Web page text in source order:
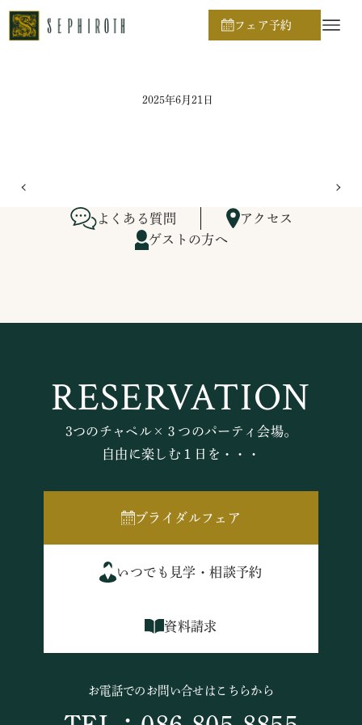
フェア予約
ホーム
2025年6月21日
よくある質問
アクセス
ゲストの方へ
RESERVATION
3つのチャペル×３つのパーティ会場。
自由に楽しむ１日を・・・
ブライダルフェア
いつでも見学・相談予約
資料請求
お電話でのお問い合せはこちらから